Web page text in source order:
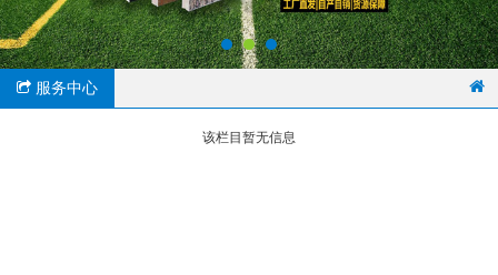
服务中心
该栏目暂无信息